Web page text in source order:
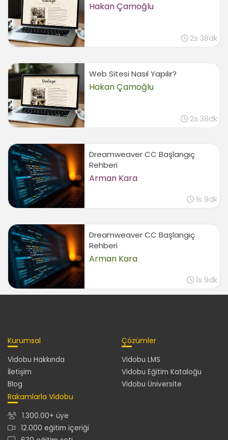
Sonsöz
00:45
Hakan Çamoğlu
2s 38dk
Web Sitesi Nasıl Yapılır?
Hakan Çamoğlu
2s 38dk
Dreamweaver CC Başlangıç
Rehberi
Arman Kara
1s 9dk
Dreamweaver CC Başlangıç
Rehberi
Arman Kara
1s 9dk
Kurumsal
Vidobu Hakkında
İletişim
Blog
Çözümler
Vidobu LMS
Vidobu Eğitim Kataloğu
Vidobu Üniversite
Rakamlarla Vidobu
1.300.00+ üye
12.000 eğitim içeriği